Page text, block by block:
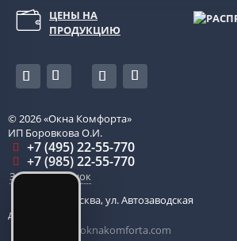
ЦЕНЫ НА
ПРОДУКЦИЮ
© 2026«Окна Комфорта»
ИП Боровкова О.И.
+7 (495) 22-55-770
+7 (985) 22-55-770
Заказать звонок
Москва,ул. Автозаводская
д. 14, оф. 203
centr-ofis@oknakomforta.com